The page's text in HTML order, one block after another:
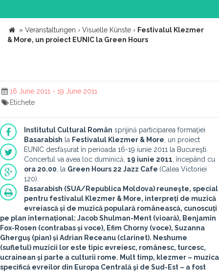
» Veranstaltungen › Visuelle Künste › Festivalul Klezmer
& More, un proiect EUNIC la Green Hours
16 June 2011 - 19 June 2011
Etichete
Institutul Cultural Român sprijină participarea formaţiei
Basarabish la Festivalul Klezmer & More , un proiect
EUNIC desfășurat în perioada 16-19 iunie 2011 la Bucureşti.
Concertul va avea loc duminică, 19 iunie 2011 , începând cu
ora 20.00 , la Green Hours 22 Jazz Cafe (Calea Victoriei
120).
Basarabish (SUA/Republica Moldova) reuneşte, special
pentru festivalul Klezmer & More, interpreți de muzică
evreiască și de muzică populară românească, cunoscuți
pe plan internațional: Jacob Shulman-Ment (vioară), Benjamin
Fox-Rosen (contrabas și voce), Efim Chorny (voce), Suzanna
Gherguş (pian) și Adrian Receanu (clarinet). Neshume
(sufletul) muzicii lor este tipic evreiesc, românesc, turcesc,
ucrainean și parte a culturii rome. Mult timp, klezmer – muzica
specifică evreilor din Europa Centrală şi de Sud-Est – a fost